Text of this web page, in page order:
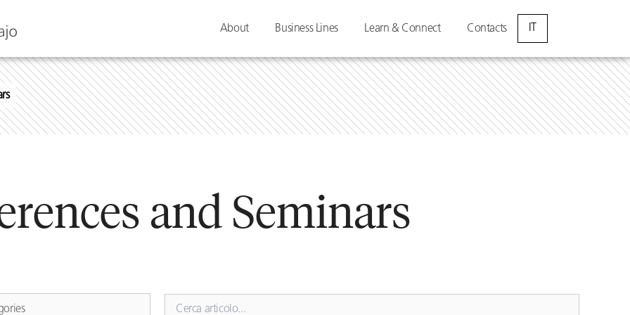
About Business Lines Learn & Connect Contacts
and Seminars